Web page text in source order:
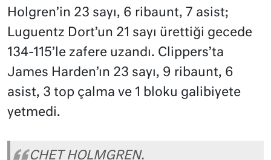
Holgren’in 23 sayı, 6 ribaunt, 7 asist;
Luguentz Dort’un 21 sayı ürettiği gecede
134-115’le zafere uzandı. Clippers’ta
James Harden’ın 23 sayı, 9 ribaunt, 6
asist, 3 top çalma ve 1 bloku galibiyete
yetmedi.
CHET HOLMGREN.